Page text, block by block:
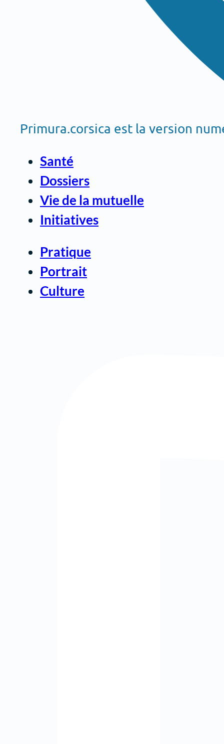
Primura.corsica est la version
Santé
Dossiers
Vie de la mutuelle
Initiatives
Pratique
Portrait
Culture